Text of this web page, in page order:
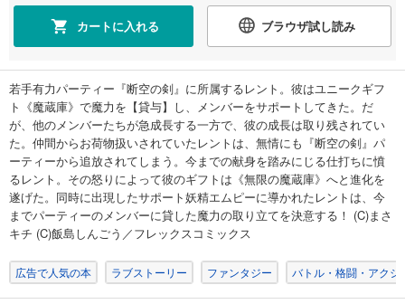
カートに入れる ブラウザ試し読み
若手有力パーティー『断空の剣』に所属するレント。彼はユニークギフ
ト《魔蔵庫》で魔力を【貸与】し、メンバーをサポートしてきた。だ
が、他のメンバーたちが急成長する一方で、彼の成長は取り残されてい
た。仲間からお荷物扱いされていたレントは、無情にも『断空の剣』パ
ーティーから追放されてしまう。今までの献身を踏みにじる仕打ちに憤
るレント。その怒りによって彼のギフトは《無限の魔蔵庫》へと進化を
遂げた。同時に出現したサポート妖精エムピーに導かれたレントは、今
までパーティーのメンバーに貸した魔力の取り立てを決意する！ (C)まさ
キチ (C)飯島しんごう／フレックスコミックス
広告で人気の本 ラブストーリー ファンタジー バトル・格闘・アクシ